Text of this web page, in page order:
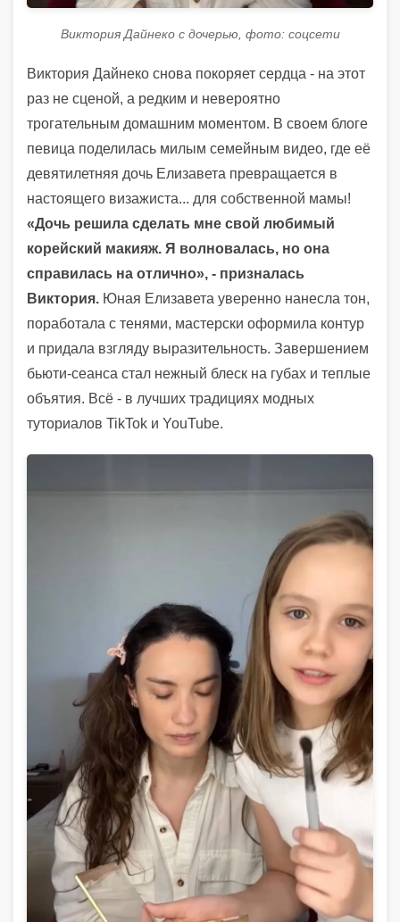
Виктория Дайнеко с дочерью, фото: соцсети
Виктория Дайнеко снова покоряет сердца - на этот
раз не сценой, а редким и невероятно
трогательным домашним моментом. В своем блоге
певица поделилась милым семейным видео, где её
девятилетняя дочь Елизавета превращается в
настоящего визажиста... для собственной мамы!
«Дочь решила сделать мне свой любимый
корейский макияж. Я волновалась, но она
справилась на отлично», - призналась
Виктория. Юная Елизавета уверенно нанесла тон,
поработала с тенями, мастерски оформила контур
и придала взгляду выразительность. Завершением
бьюти-сеанса стал нежный блеск на губах и теплые
объятия. Всё - в лучших традициях модных
туториалов TikTok и YouTube.